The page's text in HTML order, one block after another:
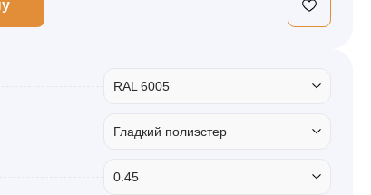
RAL 6005
Гладкий полиэстер
0.45